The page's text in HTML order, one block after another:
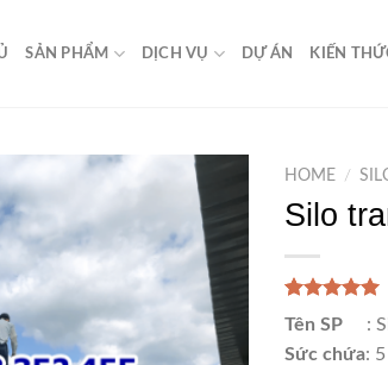
SẢN PHẨM DỊCH VỤ DỰ ÁN KIẾN
HOME /
Silo
Rated5.00
out of 5
based on
1
Tên SP :
Sức chứa: